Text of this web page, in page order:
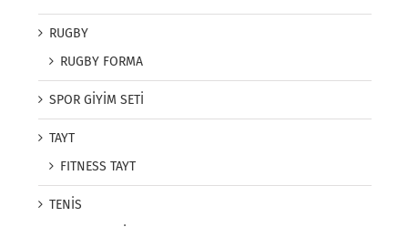
RUGBY
RUGBY FORMA
SPOR GİYİM SETİ
TAYT
FITNESS TAYT
TENİS